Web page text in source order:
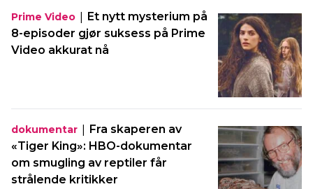
Prime Video | Et nytt mysterium på
8-episoder gjør suksess på Prime
Video akkurat nå
dokumentar | Fra skaperen av
«Tiger King»: HBO-dokumentar
om smugling av reptiler får
strålende kritikker